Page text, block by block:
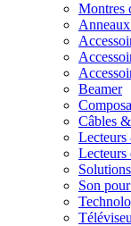
Montres
Beamer
Câbles
Lecteurs
Lecteurs
Son